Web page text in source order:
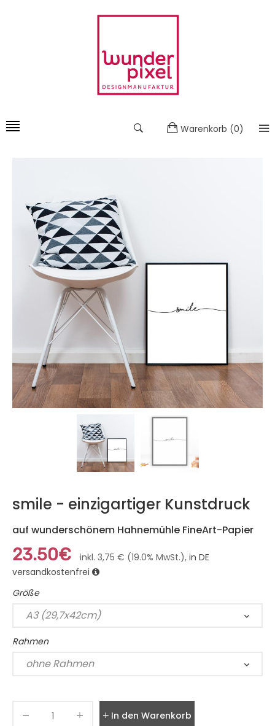
Warenkorb (0)
smile - einzigartiger Kunstdruck
auf wunderschönem Hahnemühle FineArt-Papier
23.50€ inkl. 3,75 € (19.0% MwSt.), in DE
versandkostenfrei
Größe
Rahmen
In den Warenkorb legen